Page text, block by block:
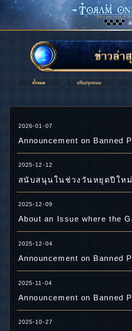
2026-01-07
2025-12-12
สนับสนุนในช่วงวันหยุดปีใหม่
2025-12-09
2025-12-04
2025-11-04
2025-10-27